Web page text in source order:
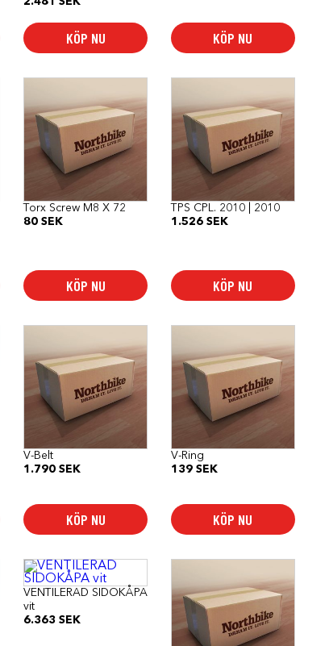
KÖP NU KÖP NU
Torx Screw M8 X 72
80SEK
KÖP NU
TPS CPL. 2010 | 2010
1.526 SEK
KÖP NU
V-Belt
1.790SEK
KÖP NU
V-Ring
139 SEK
KÖP NU
VENTILERAD SIDOKÅPA
vit
6.363SEK